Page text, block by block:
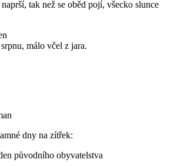
tak než se oběd pojí, všecko slunce
málo včel z jara.
dny na zítřek:
původního obyvatelstva